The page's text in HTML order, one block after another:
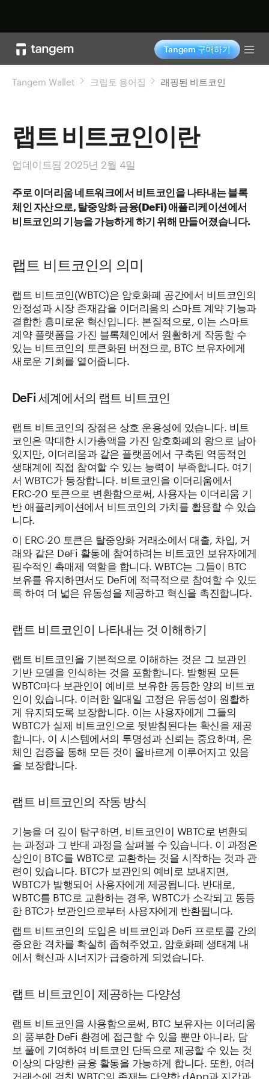
Tangem 구매하기
Tangem Wallet 크립토 용어집 래핑된 비트코인
랩트 비트코인이란
업데이트됨 2025년 2월 4일
주로 이더리움 네트워크에서 비트코인을 나타내는 블록
체인 자산으로, 탈중앙화 금융(DeFi) 애플리케이션에서
비트코인의 기능을 가능하게 하기 위해 만들어졌습니다.
랩트 비트코인의 의미
랩트 비트코인(WBTC)은 암호화폐 공간에서 비트코인의
안정성과 시장 존재감을 이더리움의 스마트 계약 기능과
결합한 흥미로운 혁신입니다. 본질적으로, 이는 스마트
계약 플랫폼을 가진 블록체인에서 원활하게 작동할 수
있는 비트코인의 토큰화된 버전으로, BTC 보유자에게
새로운 기회를 열어줍니다.
DeFi 세계에서의 랩트 비트코인
랩트 비트코인의 장점은 상호 운용성에 있습니다. 비트
코인은 막대한 시가총액을 가진 암호화폐의 왕으로 남아
있지만, 이더리움과 같은 플랫폼에서 구축된 역동적인
생태계에 직접 참여할 수 있는 능력이 부족합니다. 여기
서 WBTC가 등장합니다. 비트코인을 이더리움에서
ERC-20 토큰으로 변환함으로써, 사용자는 이더리움 기
반 애플리케이션에서 비트코인의 가치를 활용할 수 있습
니다.
이 ERC-20 토큰은 탈중앙화 거래소에서 대출, 차입, 거
래와 같은 DeFi 활동에 참여하려는 비트코인 보유자에게
필수적인 촉매제 역할을 합니다. WBTC는 그들이 BTC
보유를 유지하면서도 DeFi에 적극적으로 참여할 수 있도
록 하여 더 넓은 유동성을 제공하고 혁신을 촉진합니다.
랩트 비트코인이 나타내는 것 이해하기
랩트 비트코인을 기본적으로 이해하는 것은 그 보관인
기반 모델을 인식하는 것을 포함합니다. 발행된 모든
WBTC마다 보관인이 예비로 보유한 동등한 양의 비트코
인이 있습니다. 이러한 일대일 고정은 유동성이 원활하
게 유지되도록 보장합니다. 이는 사용자에게 그들의
WBTC가 실제 비트코인으로 뒷받침된다는 확신을 제공
합니다. 이 시스템에서의 투명성과 신뢰는 중요하며, 온
체인 검증을 통해 모든 것이 올바르게 이루어지고 있음
을 보장합니다.
랩트 비트코인의 작동 방식
기능을 더 깊이 탐구하면, 비트코인이 WBTC로 변환되
는 과정과 그 반대 과정을 살펴볼 수 있습니다. 이 과정은
상인이 BTC를 WBTC로 교환하는 것을 시작하는 것과 관
련이 있습니다. BTC가 보관인의 예비로 보내지면,
WBTC가 발행되어 사용자에게 제공됩니다. 반대로,
WBTC를 BTC로 교환하는 경우, WBTC가 소각되고 동등
한 BTC가 보관인으로부터 사용자에게 반환됩니다.
랩트 비트코인의 도입은 비트코인과 DeFi 프로토콜 간의
중요한 격차를 확실히 좁혀주었고, 암호화폐 생태계 내
에서 혁신과 시너지가 급증하게 되었습니다.
랩트 비트코인이 제공하는 다양성
랩트 비트코인을 사용함으로써, BTC 보유자는 이더리움
의 풍부한 DeFi 환경에 접근할 수 있을 뿐만 아니라, 담
보 풀에 기여하여 비트코인 단독으로 제공할 수 있는 것
이상의 다양한 금융 활동을 가능하게 합니다. 또한, 여러
거래소에 걸친 WBTC의 존재는 다양한 dApp과 지갑과